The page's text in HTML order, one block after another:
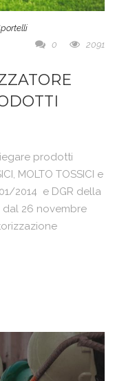
0
2091
prodotti
MOLTO TOSSICI e
2014 e DGR della
dal 26 novembre